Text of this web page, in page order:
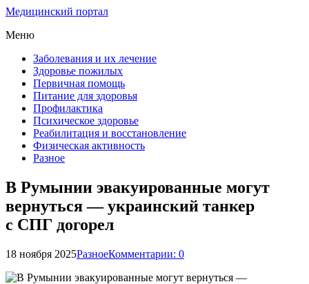
Медицинский портал
Меню
Заболевания и их лечение
Здоровье пожилых
Первичная помощь
Питание для здоровья
Профилактика
Психическое здоровье
Реабилитация и восстановление
Физическая активность
Разное
В Румынии эвакуированные могут
вернуться — украинский танкер
с СПГ догорел
18 ноября 2025РазноеКомментарии: 0